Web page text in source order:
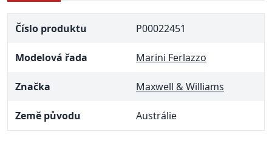
Číslo produktu P00022451
Modelová řada Marini Ferlazzo
Značka Maxwell & Williams
Země původu Austrálie